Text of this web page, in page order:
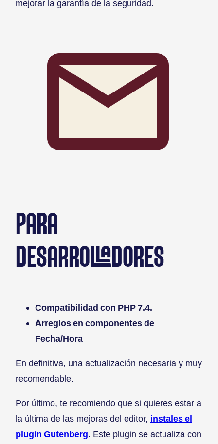
mejorar la garantía de la seguridad.
PARA
DESARROLLADORES
Compatibilidad con PHP 7.4.
Arreglos en componentes de
Fecha/Hora
En definitiva, una actualización necesaria y muy
recomendable.
Por último, te recomiendo que si quieres estar a
la última de las mejoras del editor, instales el
plugin Gutenberg. Este plugin se actualiza con